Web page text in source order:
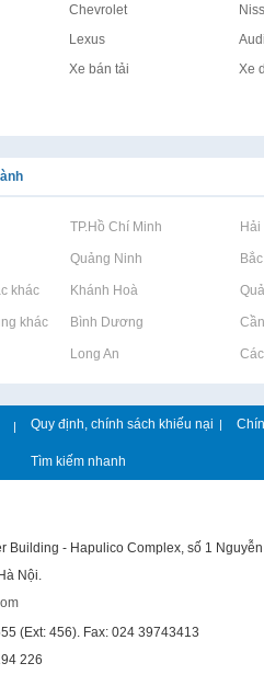
Chevrolet
Lexus Audi
Xe bán tải Xe
Rao vặt tại TP.Hồ Chí Minh Rao vặt tại
Rao vặt tại Quảng Ninh Rao vặt tại
khác
Rao vặt tại Khánh Hoà Rao vặt tại
khác
Rao vặt tại Bình Dương Rao vặt tại
Rao vặt tại Long An Rao vặt tại
| Quy định, chính sách khiếu nại |
Tìm kiếm nhanh
Building - Hapulico Complex, số 1
Nội.
(Ext: 456). Fax: 024 39743413
226